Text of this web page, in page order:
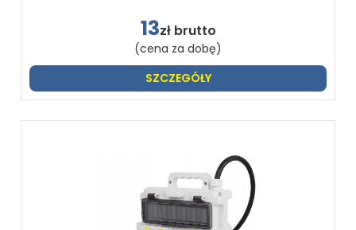
13zł brutto
(cena za dobę)
SZCZEGÓŁY